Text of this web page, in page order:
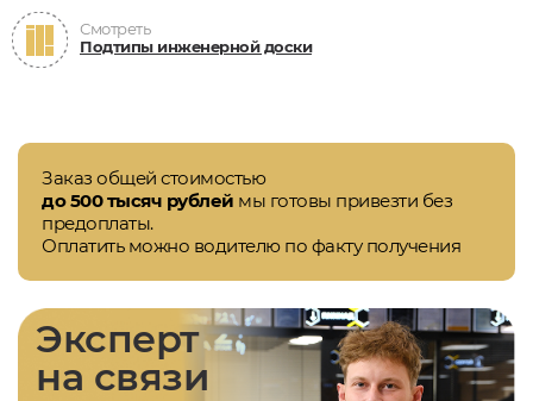
Смотреть
Подтипы инженерной доски
Заказ общей стоимостью
до 500 тысяч рублей мы готовы привезти без
предоплаты.
Оплатить можно водителю по факту получения
Эксперт
на связи